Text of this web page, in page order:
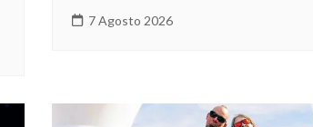
7 Agosto 2026